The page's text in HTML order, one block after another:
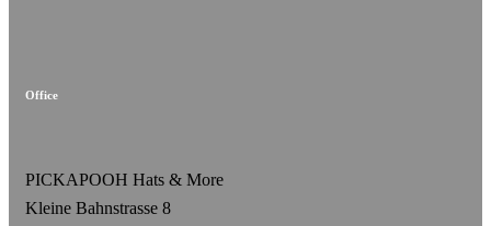
Office
PICKAPOOH Hats & More
Kleine Bahnstrasse 8